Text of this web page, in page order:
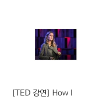
[TED 강연] How I